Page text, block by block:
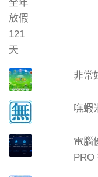
非常
嘸蝦
電腦